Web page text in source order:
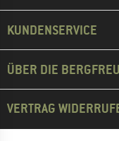
KUNDENSERVICE
ÜBER DIE
VERTRAG